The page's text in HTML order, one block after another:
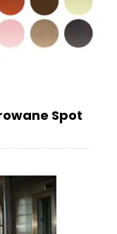
Spot